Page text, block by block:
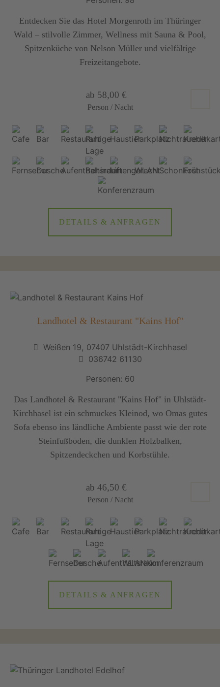
Entdecken Sie das Hotel Morgenroth im Thüringer
Wald – stilvolle Zimmer, Wellness mit Sauna & Pool,
Spitzenküche von Nelson Müller und vielfältige
Freizeitangebote.
ab 58,00 €
Person / Nacht
DETAILS & ANFRAGEN
Landhotel & Restaurant "Kains Hof"
Weißen 19, 07407 Uhlstädt-Kirchhasel
036742 61130
Personen: 60
Das Landhotel & Restaurant "Kains Hof" in Uhlstädt-
Kirchhasel ist ein schmuckes Kleinod, wo Omas gutes
Sofa ebenso ins ländliche Ambiente passt wie der rote
Steinfußboden, die dunklen Holzbalken,
Spitzendeckchen und Korbstühle.
ab 46,50 €
Person / Nacht
DETAILS & ANFRAGEN